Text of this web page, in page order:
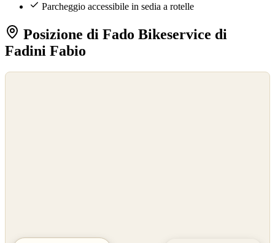
Parcheggio accessibile in sedia a rotelle
Posizione di Fado Bikeservice di
Fadini Fabio